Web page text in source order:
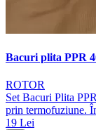
Bacuri plita PPR
ROTOR
Set Bacuri Plita
prin termofuziune.
19 Lei